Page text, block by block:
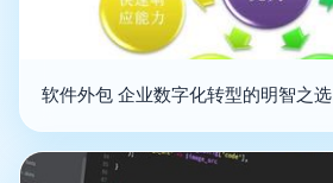
软件外包 企业数字化转型的明智之选